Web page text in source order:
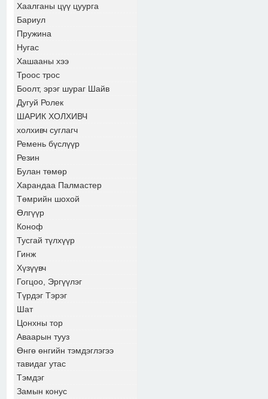
Хаалганы цүү цуурга
Бариул
Пружина
Нугас
Хашааны хээ
Троос трос
Боолт, эрэг шураг Шайв
Дугуй Ролек
ШАРИК ХОЛХИВЧ
холхивч суглагч
Ремень бүслүүр
Резин
Булан төмөр
Харандаа Палмастер
Төмрийн шохой
Өлгүүр
Коноф
Тусгай түлхүүр
Гинж
Хүзүүвч
Гогцоо, Эргүүлэг
Түрдэг Тэрэг
Шат
Цонхны тор
Аваарын тууз
Өнгө өнгийн тэмдэглэгээ
тавидаг утас
Тэмдэг
Замын конус